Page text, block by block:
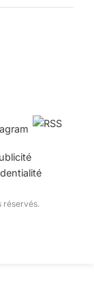
réservés.